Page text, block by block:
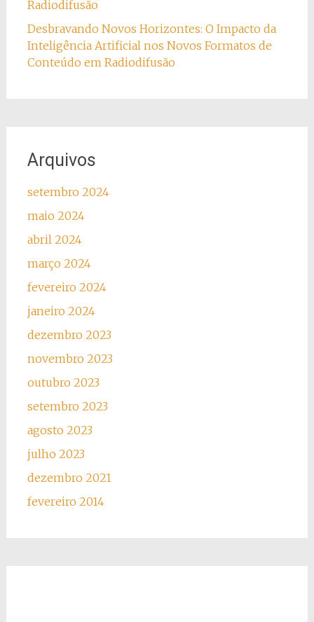
Radiodifusão
Desbravando Novos Horizontes: O Impacto da
Inteligência Artificial nos Novos Formatos de
Conteúdo em Radiodifusão
Arquivos
setembro 2024
maio 2024
abril 2024
março 2024
fevereiro 2024
janeiro 2024
dezembro 2023
novembro 2023
outubro 2023
setembro 2023
agosto 2023
julho 2023
dezembro 2021
fevereiro 2014